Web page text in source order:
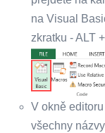
na Visual
zkratku - ALT
V okně
všechny